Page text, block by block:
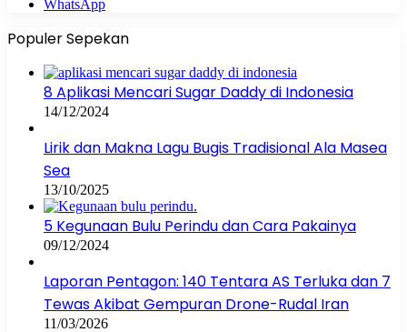
WhatsApp
Populer Sepekan
8 Aplikasi Mencari Sugar Daddy di Indonesia
14/12/2024
Lirik dan Makna Lagu Bugis Tradisional Ala Masea
Sea
13/10/2025
5 Kegunaan Bulu Perindu dan Cara Pakainya
09/12/2024
Laporan Pentagon: 140 Tentara AS Terluka dan 7
Tewas Akibat Gempuran Drone-Rudal Iran
11/03/2026